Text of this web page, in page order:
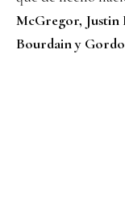
McGregor, Justin
Bourdain y